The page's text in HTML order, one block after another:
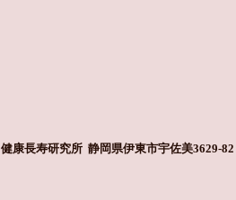
健康長寿研究所 静岡県伊東市宇佐美3629-82